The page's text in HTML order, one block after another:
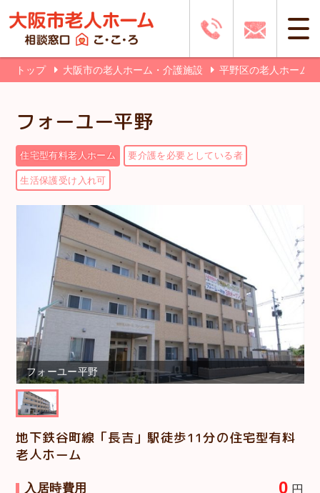
トップ 大阪市の老人ホーム・介護施設 平野区の老人ホーム
フォーユー平野
住宅型有料老人ホーム 要介護を必要としている者
生活保護受け入れ可
フォーユー平野
地下鉄谷町線「長吉」駅徒歩11分の住宅型有料
老人ホーム
入居時費用 0 円